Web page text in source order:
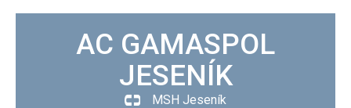
AC GAMASPOL
JESENÍK
MSH Jeseník